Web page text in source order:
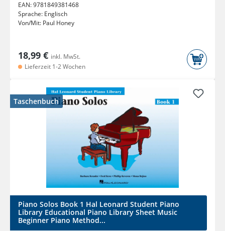
EAN:9781849381468
Sprache: Englisch
Von/Mit: Paul Honey
18,99 € inkl. MwSt.
Lieferzeit 1-2 Wochen
Taschenbuch
Piano Solos Book 1 Hal Leonard Student Piano
Library Educational Piano Library Sheet Music
Beginner Piano Method...